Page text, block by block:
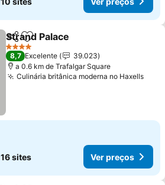
PartilharAdicionar aos favoritos
Strand Palace
4 Estrelas
8,7 Excelente
39.023
a 0.6 km de Trafalgar Square
Culinária britânica moderna no HaxellsVer
16 sites Ver preços